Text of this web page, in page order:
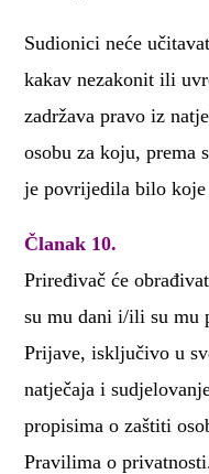
Sudionici neće
kakav nezakonit ili
zadržava pravo iz
osobu za koju, prema
je povrijedila bilo
Članak 10.
Priređivač će
su mu dani i/ili su mu
Prijave, isključivo u
natječaja i
propisima o zaštiti
Pravilima o